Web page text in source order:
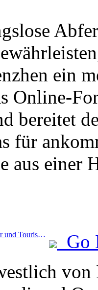
ein
Online-
bereitet
für
aus einer
Prev:Das Ministerium für Kultur und Tourismus berichtete, dass im Jahr 2025 16.994 Sehenswürdigkeiten der Kategorie A 7,51 Milliarden Besucher empfangen und Tourismuseinnahmen in Höhe von 554,49 Milliarden Yuan generiert haben.
Go